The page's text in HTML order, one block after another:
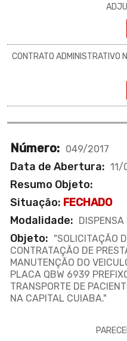
CONTRATO
Número: 049/2017
Data de Abertura: 11/
Resumo Objeto:
Situação: FECHADO
Modalidade:
Objeto: "SOLICITAÇÃO
CONTRATAÇÃO DE
MANUTENÇÃO DO
PLACA QBW 6939
TRANSPORTE DE
NA CAPITAL CUIABA."